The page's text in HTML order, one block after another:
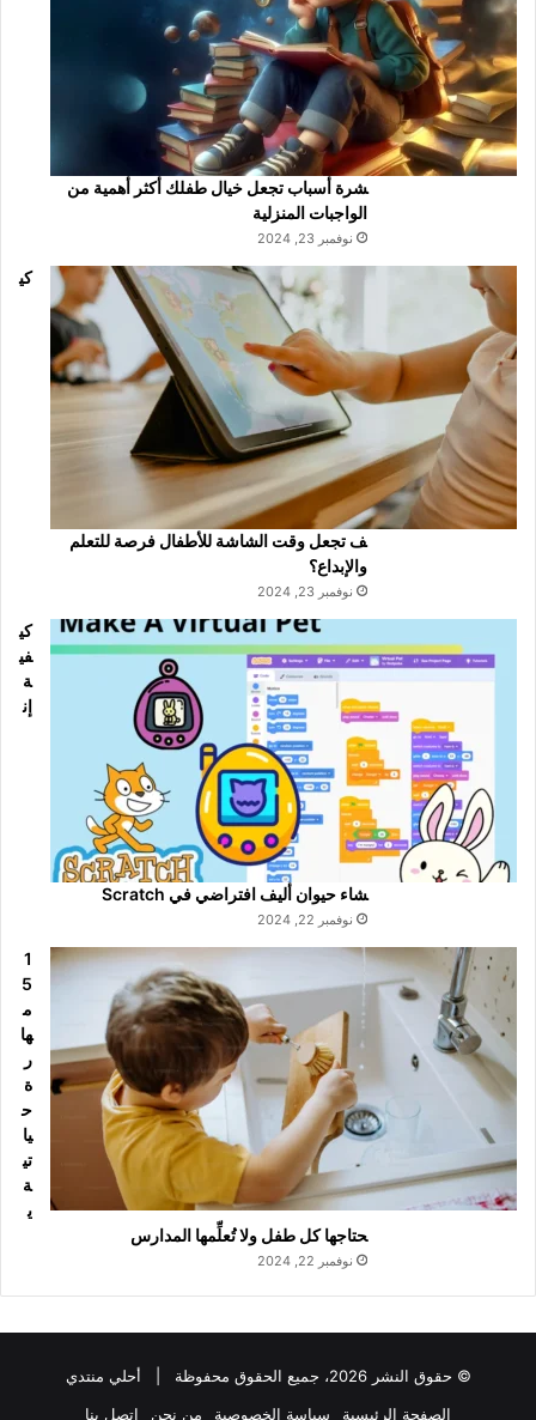
شرة أسباب تجعل خيال طفلك أكثر أهمية من
الواجبات المنزلية
نوفمبر 23, 2024
كي
ف تجعل وقت الشاشة للأطفال فرصة للتعلم
والإبداع؟
نوفمبر 23, 2024
كي
في
ة
إن
شاء حيوان أليف افتراضي في Scratch
نوفمبر 22, 2024
1
5
م
ها
ر
ة
ح
يا
تي
ة
ي
حتاجها كل طفل ولا تُعلِّمها المدارس
نوفمبر 22, 2024
© حقوق النشر 2026، جميع الحقوق محفوظة |
أحلي منتدي
الصفحة الرئيسية
سياسة الخصوصية من نحن اتصل بنا